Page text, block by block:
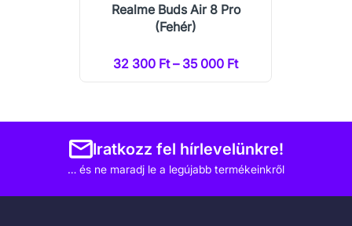
Realme Buds Air 8 Pro
(Fehér)
32 300 Ft – 35 000 Ft
Iratkozz fel hírlevelünkre!
… és ne maradj le a legújabb termékeinkről